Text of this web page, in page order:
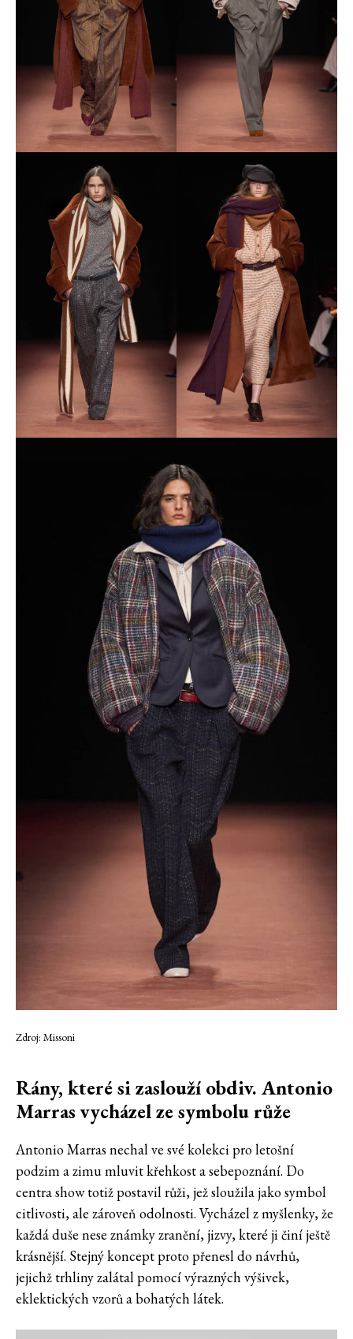
Zdroj: Missoni
Rány, které si zaslouží obdiv. Antonio
Marras vycházel ze symbolu růže
Antonio Marras nechal ve své kolekci pro letošní
podzim a zimu mluvit křehkost a sebepoznání. Do
centra show totiž postavil růži, jež sloužila jako symbol
citlivosti, ale zároveň odolnosti. Vycházel z myšlenky, že
každá duše nese známky zranění, jizvy, které ji činí ještě
krásnější. Stejný koncept proto přenesl do návrhů,
jejichž trhliny zalátal pomocí výrazných výšivek,
eklektických vzorů a bohatých látek.